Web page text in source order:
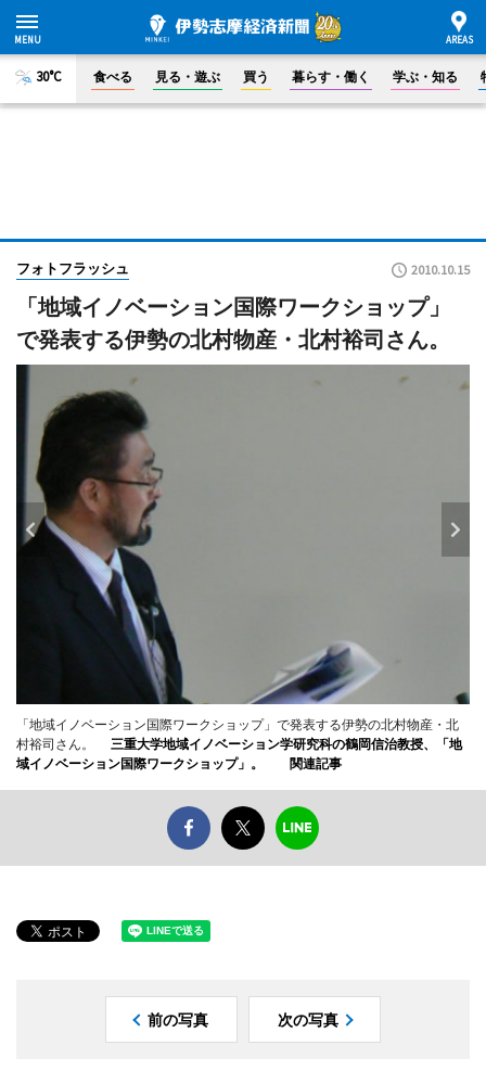
30°C 食べる 見る・遊ぶ 買う 暮らす・働く 学ぶ・知る
フォトフラッシュ 2010.10.15
「地域イノベーション国際ワークショップ」
で発表する伊勢の北村物産・北村裕司さん。
「地域イノベーション国際ワークショップ」で発表する伊勢の北村物産・北
村裕司さん。 三重大学地域イノベーション学研究科の鶴岡信治教授、「地
域イノベーション国際ワークショップ」。
関連記事
前の写真 次の写真